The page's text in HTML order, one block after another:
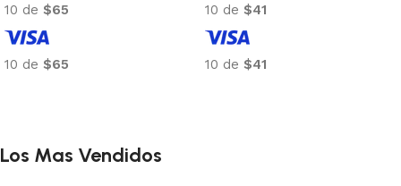
10 de $65
10 de $65
10 de $41
10 de $41
Los Mas Vendidos